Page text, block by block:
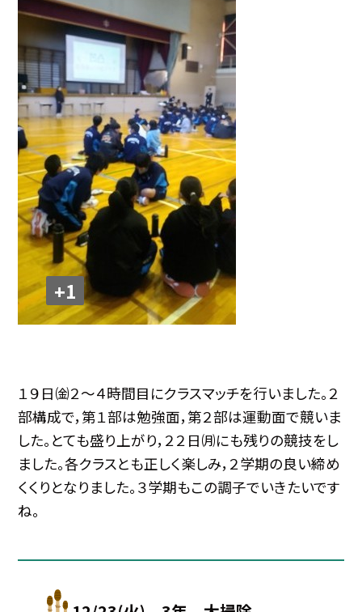
+1
１９日㈮２～４時間目にクラスマッチを行いました。２
部構成で，第１部は勉強面，第２部は運動面で競いま
した。とても盛り上がり，２２日㈪にも残りの競技をし
ました。各クラスとも正しく楽しみ，２学期の良い締め
くくりとなりました。３学期もこの調子でいきたいです
ね。